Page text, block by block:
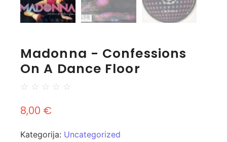
Madonna - Confessions
On A Dance Floor
☆ ☆ ☆ ☆ ☆
8,00 €
Kategorija: Uncategorized